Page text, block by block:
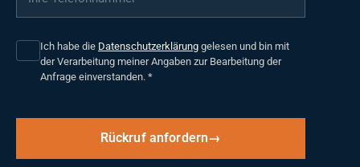
Ich habe die Datenschutzerklärung gelesen und bin mit
der Verarbeitung meiner Angaben zur Bearbeitung der
Anfrage einverstanden. *
Rückruf anfordern